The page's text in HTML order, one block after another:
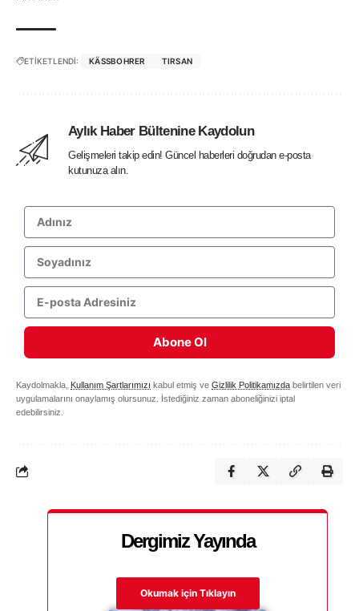
ETİKETLENDİ: KÄSSBOHRER TIRSAN
Aylık Haber Bültenine Kaydolun
Gelişmeleri takip edin! Güncel haberleri doğrudan e-posta
kutunuza alın.
Abone Ol
Kaydolmakla, Kullanım Şartlarımızı kabul etmiş ve Gizlilik Politikamızda belirtilen veri
uygulamalarını onaylamış olursunuz. İstediğiniz zaman aboneliğinizi iptal
edebilirsiniz.
Dergimiz Yayında
Okumak için Tıklayın